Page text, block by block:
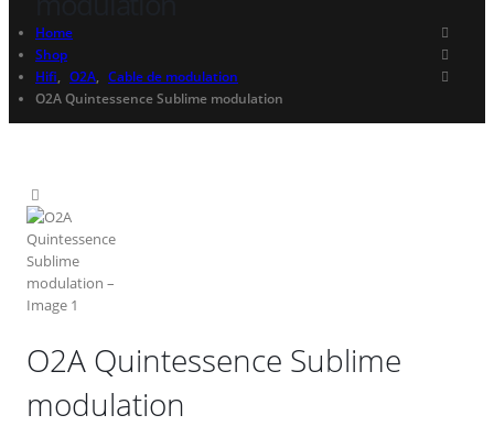
Home
Shop
Hifi, O2A, Cable de modulation
O2A Quintessence Sublime modulation
O2A Quintessence Sublime
modulation